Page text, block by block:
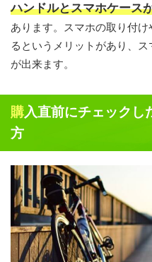
ハンドルとスマホケース
あります。スマホの取り付
るというメリットがあり、
が出来ます。
購入直前にチェックしたいスマホホルダーの選び
方